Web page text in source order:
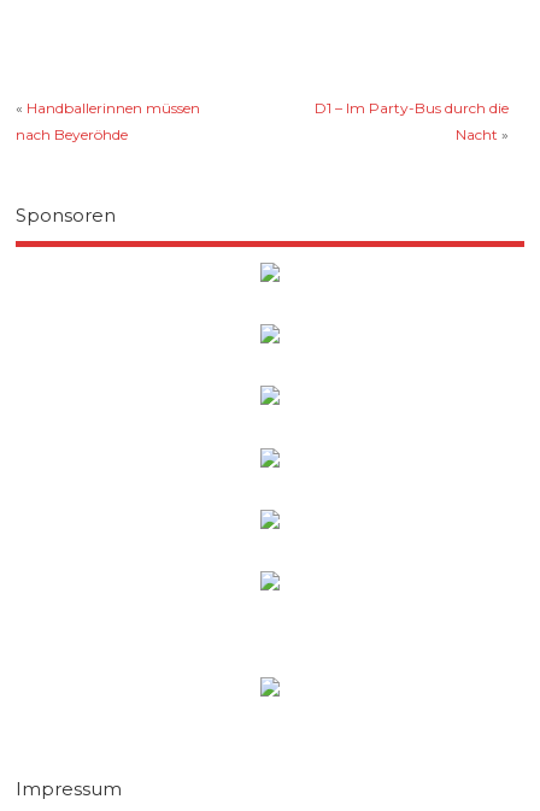
« Handballerinnen müssen
nach Beyeröhde
D1 – Im Party-Bus durch die
Nacht »
Sponsoren
Impressum